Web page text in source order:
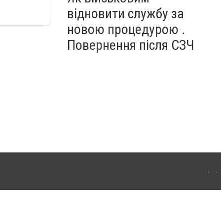
відновити службу за
новою процедурою .
Повернення після СЗЧ